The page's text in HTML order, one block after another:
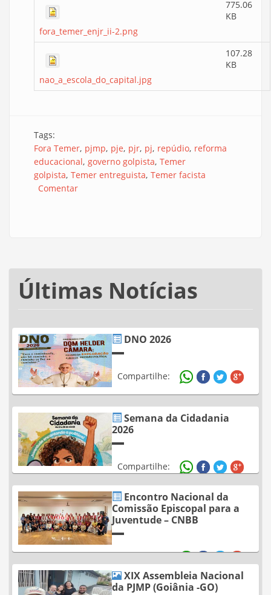
fora_temer_enjr_ii-2.png
775.06
KB
nao_a_escola_do_capital.jpg
107.28
KB
Tags:
Fora Temer pjmp pje pjr pj repúdio reforma
educacional governo golpista Temer
golpista Temer entreguista Temer facista
Comentar
Últimas Notícias
DNO 2026
Compartilhe:
Semana da Cidadania
2026
Compartilhe:
Encontro Nacional da
Comissão Episcopal para a
Juventude – CNBB
XIX Assembleia Nacional
da PJMP (Goiânia -GO)